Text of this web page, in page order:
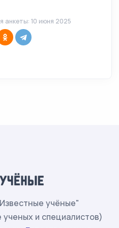
анкеты: 10 июня 2025
учёные"
и специалистов)